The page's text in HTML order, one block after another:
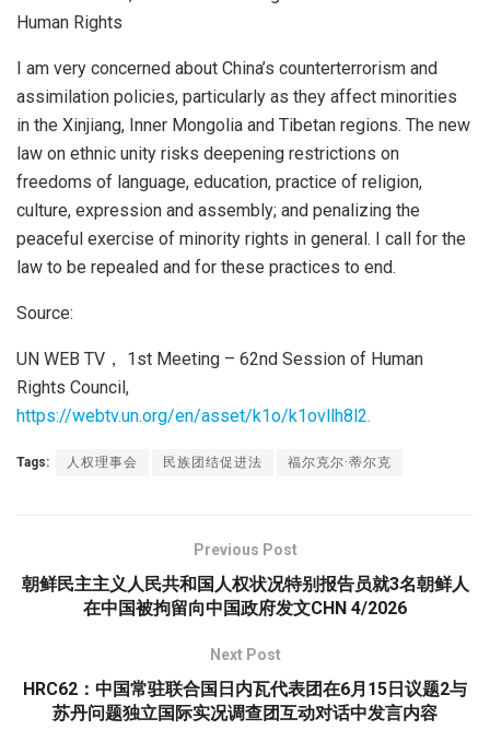
Human Rights
I am very concerned about China’s counterterrorism and
assimilation policies, particularly as they affect minorities
in the Xinjiang, Inner Mongolia and Tibetan regions. The new
law on ethnic unity risks deepening restrictions on
freedoms of language, education, practice of religion,
culture, expression and assembly; and penalizing the
peaceful exercise of minority rights in general. I call for the
law to be repealed and for these practices to end.
Source:
UN WEB TV， 1st Meeting – 62nd Session of Human
Rights Council,
https://webtv.un.org/en/asset/k1o/k1ovllh8l2.
Tags: 人权理事会 民族团结促进法 福尔克尔·蒂尔克
Previous Post
朝鲜民主主义人民共和国人权状况特别报告员就3名朝鲜人
在中国被拘留向中国政府发文CHN 4/2026
Next Post
HRC62：中国常驻联合国日内瓦代表团在6月15日议题2与
苏丹问题独立国际实况调查团互动对话中发言内容